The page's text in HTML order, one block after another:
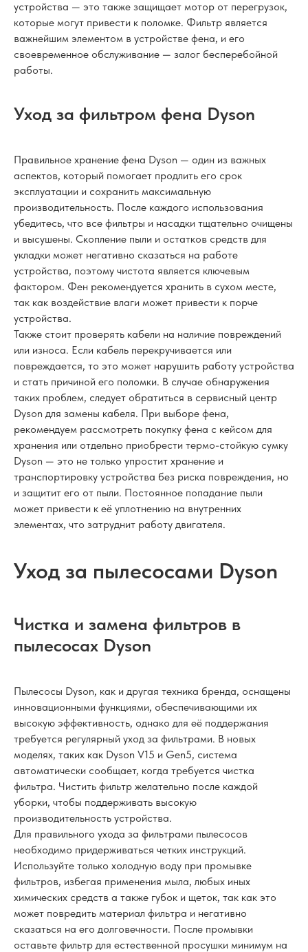
устройства — это также защищает мотор от перегрузок,
которые могут привести к поломке. Фильтр является
важнейшим элементом в устройстве фена, и его
своевременное обслуживание — залог бесперебойной
работы.
Уход за фильтром фена Dyson
Правильное хранение фена Dyson — один из важных
аспектов, который помогает продлить его срок
эксплуатации и сохранить максимальную
производительность. После каждого использования
убедитесь, что все фильтры и насадки тщательно очищены
и высушены. Скопление пыли и остатков средств для
укладки может негативно сказаться на работе
устройства, поэтому чистота является ключевым
фактором. Фен рекомендуется хранить в сухом месте,
так как воздействие влаги может привести к порче
устройства.
Также стоит проверять кабели на наличие повреждений
или износа. Если кабель перекручивается или
повреждается, то это может нарушить работу устройства
и стать причиной его поломки. В случае обнаружения
таких проблем, следует обратиться в сервисный центр
Dyson для замены кабеля. При выборе фена,
рекомендуем рассмотреть покупку фена с кейсом для
хранения или отдельно приобрести термо-стойкую сумку
Dyson — это не только упростит хранение и
транспортировку устройства без риска повреждения, но
и защитит его от пыли. Постоянное попадание пыли
может привести к её уплотнению на внутренних
элементах, что затруднит работу двигателя.
Уход за пылесосами Dyson
Чистка и замена фильтров в
пылесосах Dyson
Пылесосы Dyson, как и другая техника бренда, оснащены
инновационными функциями, обеспечивающими их
высокую эффективность, однако для её поддержания
требуется регулярный уход за фильтрами. В новых
моделях, таких как Dyson V15 и Gen5, система
автоматически сообщает, когда требуется чистка
фильтра. Чистить фильтр желательно после каждой
уборки, чтобы поддерживать высокую
производительность устройства.
Для правильного ухода за фильтрами пылесосов
необходимо придерживаться четких инструкций.
Используйте только холодную воду при промывке
фильтров, избегая применения мыла, любых иных
химических средств а также губок и щеток, так как это
может повредить материал фильтра и негативно
сказаться на его долговечности. После промывки
оставьте фильтр для естественной просушки минимум на